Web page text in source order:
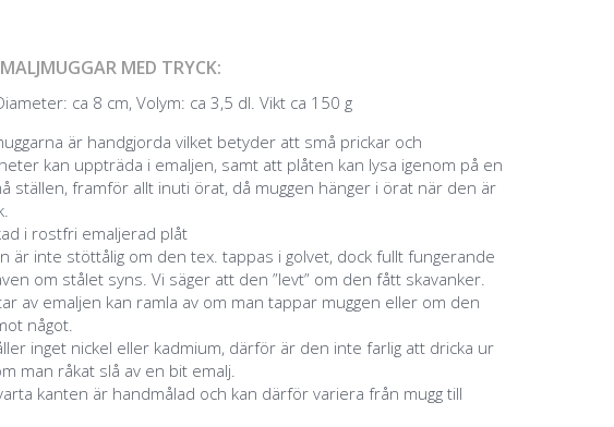
MED TRYCK:
ca 8 cm, Volym: ca 3,5 dl. Vikt ca 150 g
är handgjorda vilket betyder att små prickar och
kan uppträda i emaljen, samt att plåten kan lysa igenom på en
ställen, framför allt inuti örat, då muggen hänger i örat när den är
i rostfri emaljerad plåt
är inte stöttålig om den tex. tappas i golvet, dock fullt fungerande
om stålet syns. Vi säger att den ”levt” om den fått skavanker.
av emaljen kan ramla av om man tappar muggen eller om den
något.
inget nickel eller kadmium, därför är den inte farlig att dricka ur
man råkat slå av en bit emalj.
kanten är handmålad och kan därför variera från mugg till